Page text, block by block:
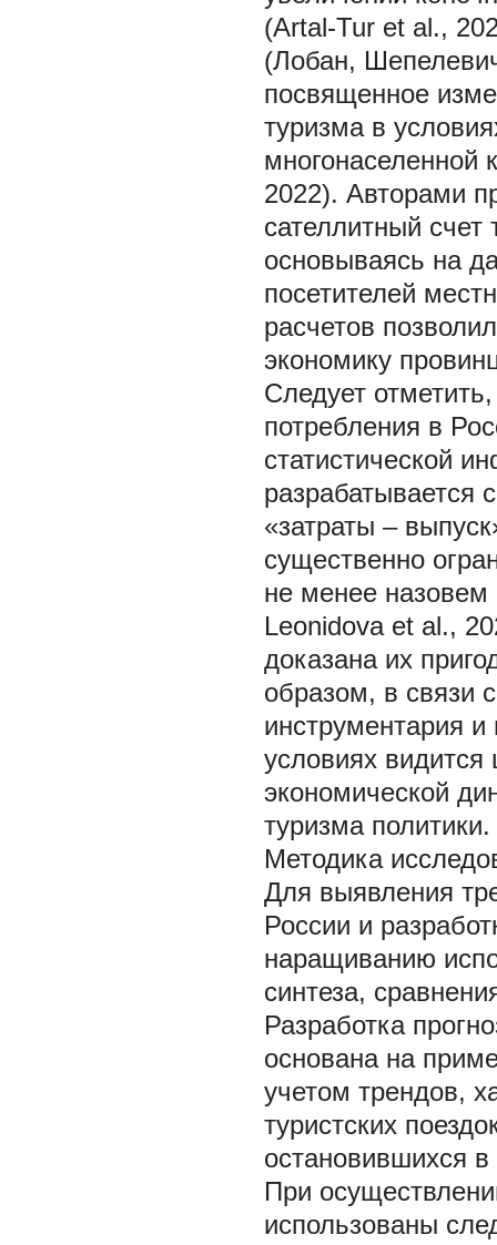
(Artal-Tur et al.,
(Лобан,
посвященное
туризма в
многонаселенной
2022). Авторами
сателлитный счет
основываясь на
посетителей
расчетов
экономику
Следует
потребления в
статистической
разрабатывается
«затраты –
существенно
не менее назовем
Leonidova et al.,
доказана их
образом, в связи
инструментария и
условиях
экономической
туризма политики.
Методика
Для выявления
России и
наращиванию
синтеза,
Разработка
основана на
учетом трендов,
туристских
остановившихся
При
использованы